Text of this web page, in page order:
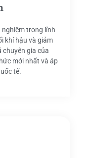
trong lĩnh
khí hậu và giảm
chuyên gia của
mới nhất và áp
tế.